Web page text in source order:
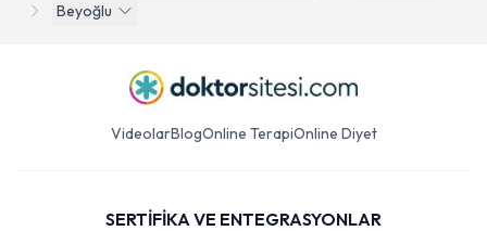
Beyoğlu
VideolarBlogOnline TerapiOnline Diyet
SERTİFİKA VE ENTEGRASYONLAR